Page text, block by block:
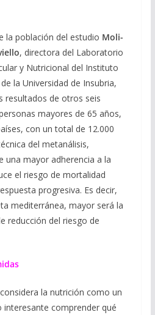
la población del estudio Moli-
, directora del Laboratorio
y Nutricional del Instituto
la Universidad de Insubria,
resultados de otros seis
mayores de 65 años,
con un total de 12.000
del metanálisis,
una mayor adherencia a la
el riesgo de mortalidad
progresiva. Es decir,
mediterránea, mayor será la
reducción del riesgo de
la nutrición como un
comprender qué